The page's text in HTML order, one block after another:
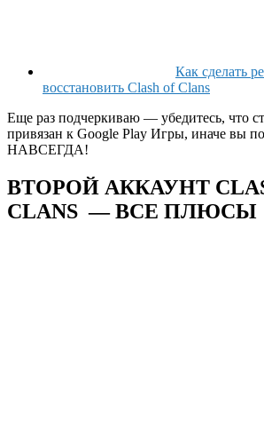
Как сделать
восстановить Clash of Clans
Еще раз подчеркиваю — убедитесь, что
привязан к Google Play Игры, иначе вы
НАВСЕГДА!
ВТОРОЙ АККАУНТ
CLANS — ВСЕ ПЛЮСЫ